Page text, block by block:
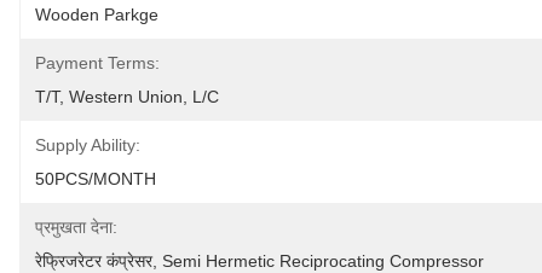
Wooden Parkge
Payment Terms:
T/T, Western Union, L/C
Supply Ability:
50PCS/MONTH
प्रमुखता देना:
रेफ्रिजरेटर कंप्रेसर, Semi Hermetic Reciprocating Compressor